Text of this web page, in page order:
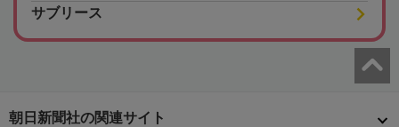
サブリース
朝日新聞社の関連サイト